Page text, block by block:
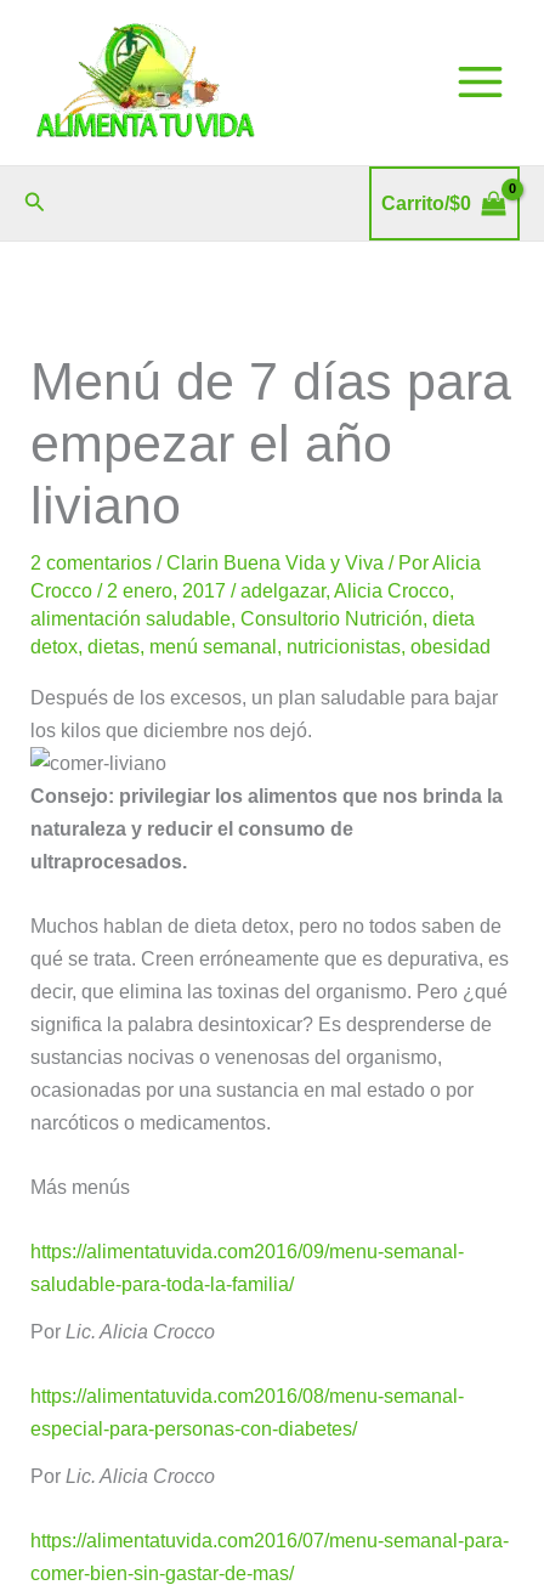
Buscar Carrito/$0
Menú de 7 días para
empezar el año
liviano
2 comentarios /Clarin Buena Vida y Viva / PorAlicia
Crocco/ 2 enero, 2017/adelgazar,Alicia Crocco,
alimentación saludable,Consultorio Nutrición,dieta
detox,dietas, menú semanal, nutricionistas,obesidad
Después de los excesos, un plan saludable para bajar
los kilos que diciembre nos dejó.
Consejo: privilegiar los alimentos que nos brinda la
naturaleza y reducir el consumo de
ultraprocesados.
Muchos hablan de dieta detox, pero no todos saben de
qué se trata. Creen erróneamente que es depurativa, es
decir, que elimina las toxinas del organismo. Pero ¿qué
significa la palabra desintoxicar? Es desprenderse de
sustancias nocivas o venenosas del organismo,
ocasionadas por una sustancia en mal estado o por
narcóticos o medicamentos.
Más menús
https://alimentatuvida.com2016/09/menu-semanal-
saludable-para-toda-la-familia/
PorLic. Alicia Crocco
https://alimentatuvida.com2016/08/menu-semanal-
especial-para-personas-con-diabetes/
Por Lic. Alicia Crocco
https://alimentatuvida.com2016/07/menu-semanal-para-
comer-bien-sin-gastar-de-mas/